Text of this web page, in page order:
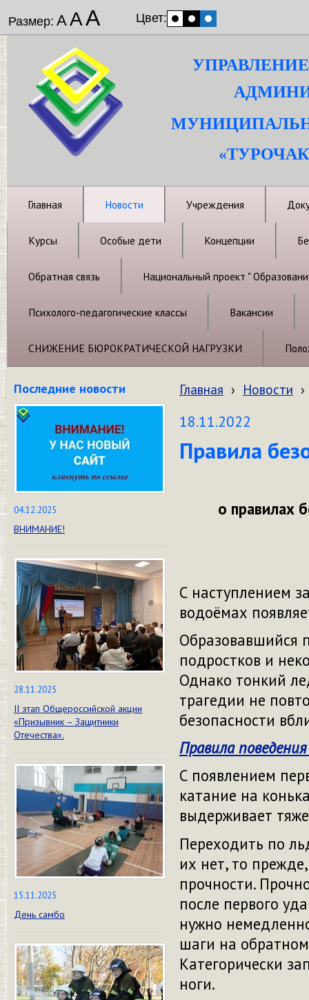
Размер: ААА Цвет:
Главная Новости Учреждения
Курсы Особые дети Концепции
Обратная связь Национальный проект "
Психолого-педагогические классы Вакансии
СНИЖЕНИЕ БЮРОКРАТИЧЕСКОЙ НАГРУЗКИ
Последние новости
04.12.2025
ВНИМАНИЕ!
28.11.2025
II этап Общероссийской акции
«Призывник – Защитники
Отечества».
15.11.2025
День самбо
Главная › Новости ›
18.11.2022
Правила
о правилах
С наступлением
водоёмах
Образовавшийся
подростков и
Однако тонкий
трагедии не
безопасности
Правила
С появлением
катание на
выдерживает
Переходить по
их нет, то
прочности.
после первого
нужно
шаги на
Категорически
ноги.